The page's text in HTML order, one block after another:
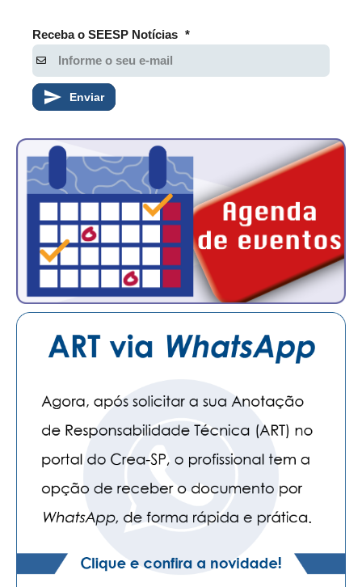
CADASTRO
ASSOCIE-SE
ATUALIZAÇÃO CADASTRAL
Receba o SEESP Notícias *
Enviar